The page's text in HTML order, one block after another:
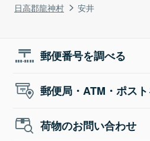
日高郡龍神村
安井
郵便番号を調べる
郵便局・ATM・ポス
荷物のお問い合わせ